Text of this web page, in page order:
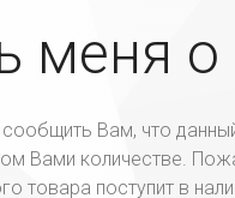
меня о
Вам, что
Вами количестве.
товара поступит в